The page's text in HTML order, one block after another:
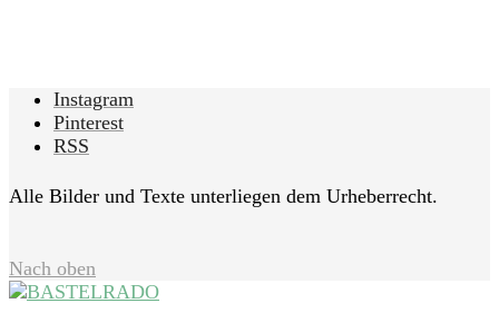
Instagram
Pinterest
RSS
Alle Bilder und Texte unterliegen dem Urheberrecht.
Nach oben